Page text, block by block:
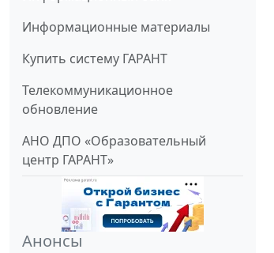
Информационные материалы
Купить систему ГАРАНТ
Телекоммуникационное
обновление
АНО ДПО «Образовательный
центр ГАРАНТ»
Анонсы